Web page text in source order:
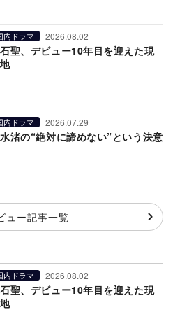
内ドラマ 2026.08.02
聖、デビュー10年目を迎えた現
内ドラマ 2026.07.29
渚の“絶対に諦めない”という決意
ュー記事一覧
内ドラマ 2026.08.02
聖、デビュー10年目を迎えた現